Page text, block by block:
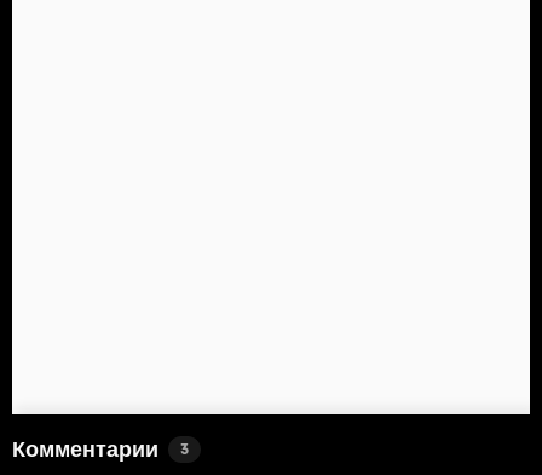
Комментарии 3